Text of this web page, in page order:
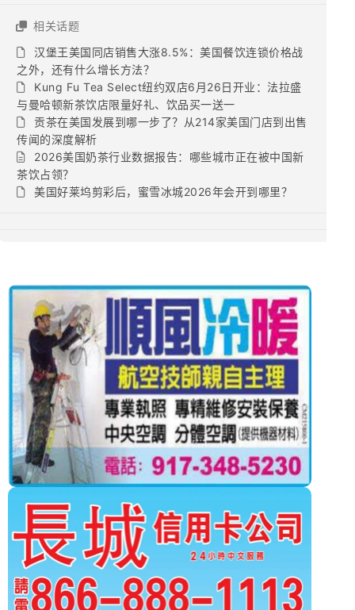
相关话题
汉堡王美国同店销售大涨8.5%：美国餐饮连锁价格战
之外，还有什么增长方法？
Kung Fu Tea Select纽约双店6月26日开业：法拉盛
与曼哈顿新茶饮店限量好礼、饮品买一送一
贡茶在美国发展到哪一步了？从214家美国门店到出售
传闻的深度解析
2026美国奶茶行业数据报告：哪些城市正在被中国新
茶饮占领？
美国好莱坞剪彩后，蜜雪冰城2026年会开到哪里？